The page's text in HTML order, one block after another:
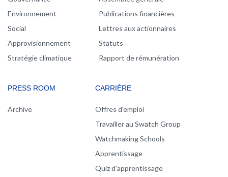
Environnement
Social
Approvisionnement
Stratégie climatique
Publications financières
Lettres aux actionnaires
Statuts
Rapport de rémunération
PRESS ROOM
Archive
CARRIÈRE
Offres d'emploi
Travailler au Swatch Group
Watchmaking Schools
Apprentissage
Quiz d'apprentissage